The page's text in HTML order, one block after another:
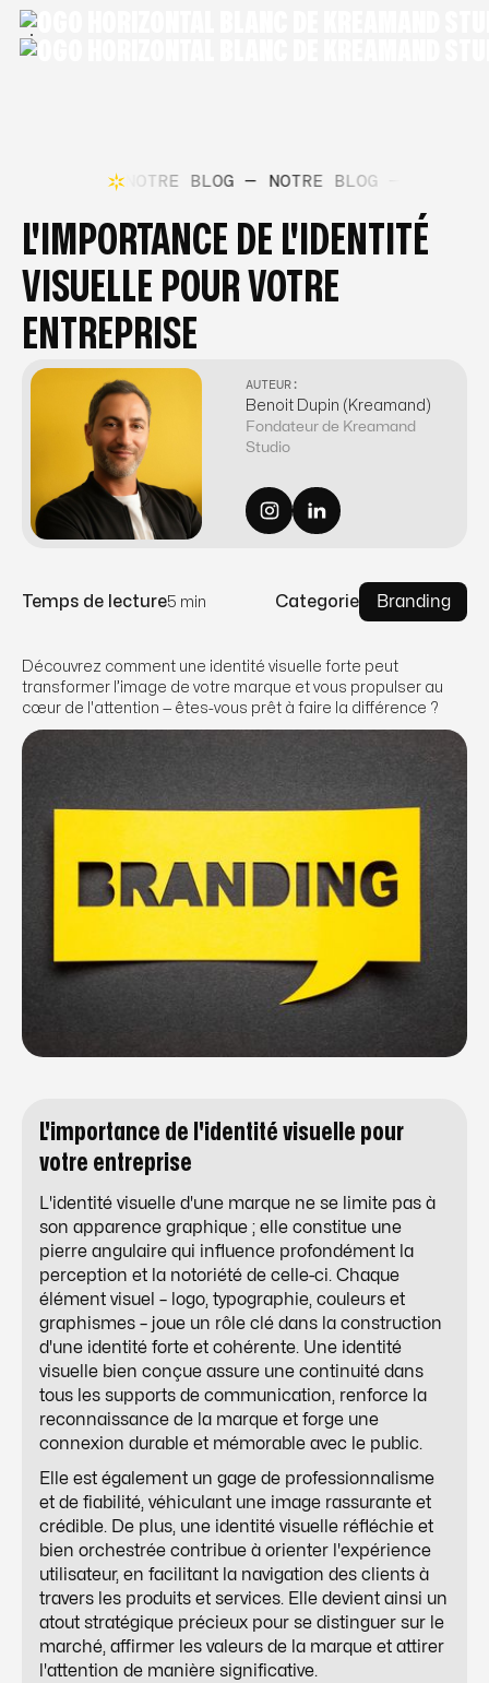
BLOG — NOTRE BLOG — NOTRE BLOG —
L'IMPORTANCE DE L'IDENTITÉ
VISUELLE POUR VOTRE
ENTREPRISE
AUTEUR:
Benoit Dupin (Kreamand)
Fondateur de Kreamand
Studio
Temps de lecture5 min Categorie Branding
Découvrez comment une identité visuelle forte peut
transformer l’image de votre marque et vous propulser au
cœur de l'attention — êtes-vous prêt à faire la différence ?
L'importance de l'identité visuelle pour
votre entreprise
L'identité visuelle d'une marque ne se limite pas à
son apparence graphique ; elle constitue une
pierre angulaire qui influence profondément la
perception et la notoriété de celle-ci. Chaque
élément visuel – logo, typographie, couleurs et
graphismes – joue un rôle clé dans la construction
d'une identité forte et cohérente. Une identité
visuelle bien conçue assure une continuité dans
tous les supports de communication, renforce la
reconnaissance de la marque et forge une
connexion durable et mémorable avec le public.
Elle est également un gage de professionnalisme
et de fiabilité, véhiculant une image rassurante et
crédible. De plus, une identité visuelle réfléchie et
bien orchestrée contribue à orienter l'expérience
utilisateur, en facilitant la navigation des clients à
travers les produits et services. Elle devient ainsi un
atout stratégique précieux pour se distinguer sur le
marché, affirmer les valeurs de la marque et attirer
l'attention de manière significative.